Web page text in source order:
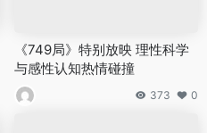
《749局》特别放映 理性科学
与感性认知热情碰撞
373 0